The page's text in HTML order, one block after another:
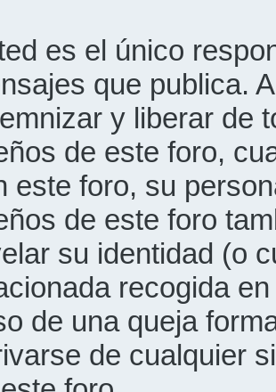
es el único
que publica.
y liberar de
de este foro,
este foro, su
de este foro
su identidad (o
recogida
de una queja
de cualquier